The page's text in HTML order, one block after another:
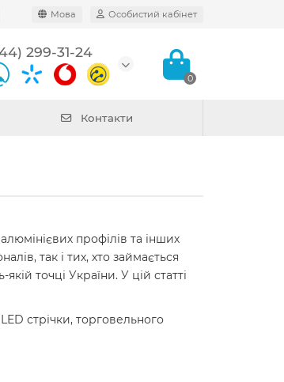
Мова Особистий кабінет
299-31-24
0
Контакти
профілів та інших
так і тих, хто займається
точці України. У цій статті
стрічки, торговельного